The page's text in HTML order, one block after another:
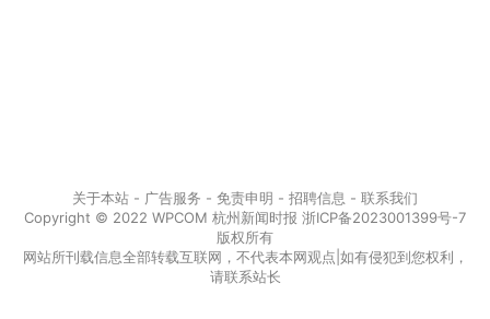
关于本站 - 广告服务 - 免责申明 - 招聘信息 - 联系我们
Copyright © 2022 WPCOM 杭州新闻时报 浙ICP备2023001399号-7
版权所有
网站所刊载信息全部转载互联网，不代表本网观点|如有侵犯到您权利，
请联系站长